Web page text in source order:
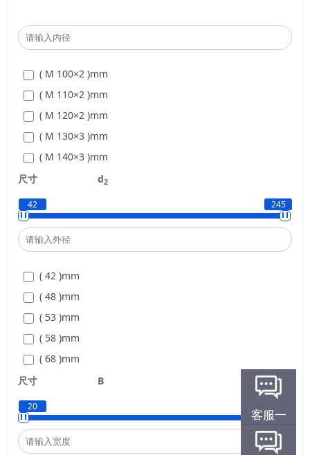
客服一
( M 100×2 )mm
( M 110×2 )mm
( M 120×2 )mm
( M 130×3 )mm
( M 140×3 )mm
mm
( M 160×3 )
( M 170×3 )mm
( M 180×3 )
( M 200×3 )
( M 30×1.5 )
( M 35×1.5 )
( M 40×1.5 )
( M 45×1.5 )
mm
( M 55×1.5 )
( M 60×1.5 )mm
( M 65×1.5 )
尺寸 d2
42 245
( 42 )mm
( 48 )mm
( 53 )mm
( 58 )mm
( 68 )mm
( 75 )
( 84 )mm
( 88 )mm
尺寸 B
20